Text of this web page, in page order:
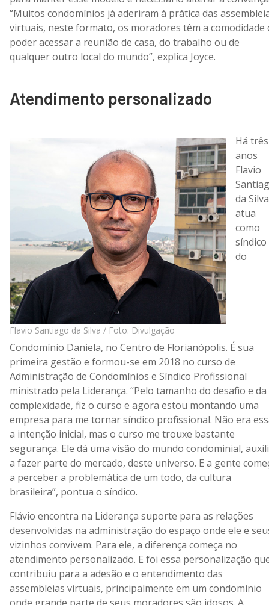
“Muitos condomínios já aderiram à prática das
virtuais, neste formato, os moradores têm a comodidade
poder acessar a reunião de casa, do trabalho ou de
qualquer outro local do mundo”, explica Joyce.
Atendimento personalizado
Flavio Santiago da Silva / Foto: Divulgação
Há três
anos
Flavio
da Silva
atua
como
síndico
do
Condomínio Daniela, no Centro de Florianópolis. É sua
primeira gestão e formou-se em 2018 no curso de
Administração de Condomínios e Síndico Profissional
ministrado pela Liderança. “Pelo tamanho do desafio e da
complexidade, fiz o curso e agora estou montando uma
empresa para me tornar síndico profissional. Não era
a intenção inicial, mas o curso me trouxe bastante
segurança. Ele dá uma visão do mundo condominial,
a fazer parte do mercado, deste universo. E a gente
a perceber a problemática de um todo, da cultura
brasileira”, pontua o síndico.
Flávio encontra na Liderança suporte para as relações
desenvolvidas na administração do espaço onde ele e
vizinhos convivem. Para ele, a diferença começa no
atendimento personalizado. E foi essa personalização
contribuiu para a adesão e o entendimento das
assembleias virtuais, principalmente em um condomínio
onde grande parte de seus moradores são idosos. A